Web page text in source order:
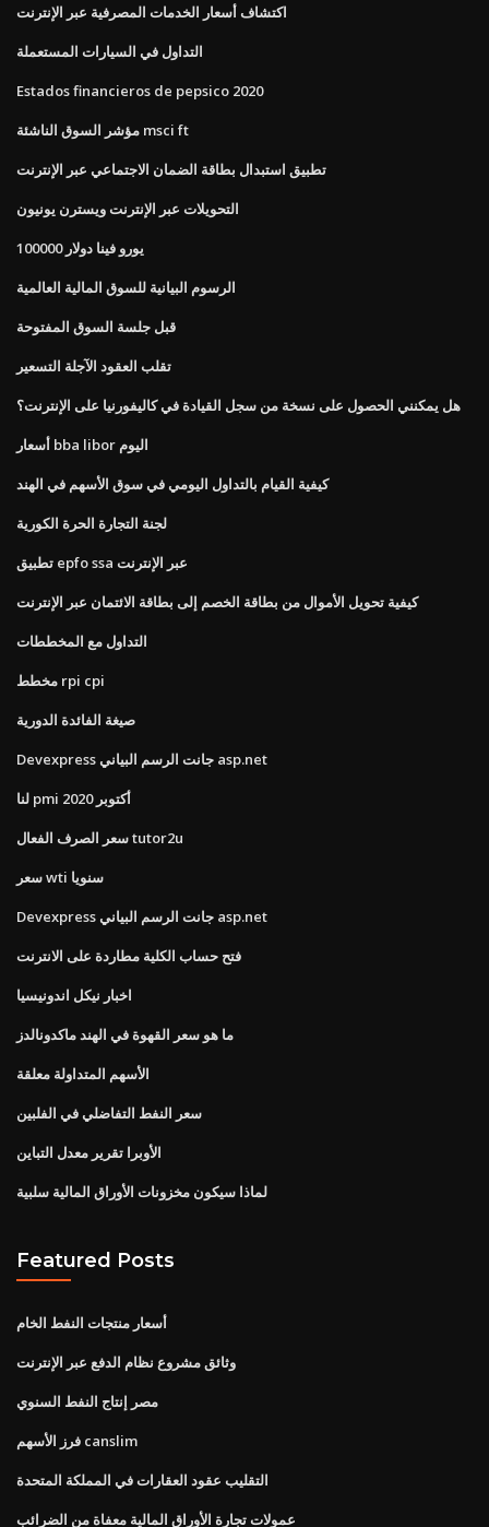
اكتشاف أسعار الخدمات المصرفية عبر الإنترنت
التداول في السيارات المستعملة
Estados financieros de pepsico 2020
مؤشر السوق الناشئة msci ft
تطبيق استبدال بطاقة الضمان الاجتماعي عبر الإنترنت
التحويلات عبر الإنترنت ويسترن يونيون
100000 يورو فينا دولار
الرسوم البيانية للسوق المالية العالمية
قبل جلسة السوق المفتوحة
تقلب العقود الآجلة التسعير
هل يمكنني الحصول على نسخة من سجل القيادة في كاليفورنيا على الإنترنت؟
أسعار bba libor اليوم
كيفية القيام بالتداول اليومي في سوق الأسهم في الهند
لجنة التجارة الحرة الكورية
تطبيق epfo ssa عبر الإنترنت
كيفية تحويل الأموال من بطاقة الخصم إلى بطاقة الائتمان عبر الإنترنت
التداول مع المخططات
مخطط rpi cpi
صيغة الفائدة الدورية
Devexpress جانت الرسم البياني asp.net
لنا pmi أكتوبر 2020
سعر الصرف الفعال tutor2u
سعر wti سنويا
Devexpress جانت الرسم البياني asp.net
فتح حساب الكلية مطاردة على الانترنت
اخبار نيكل اندونيسيا
ما هو سعر القهوة في الهند ماكدونالدز
الأسهم المتداولة معلقة
سعر النفط التفاضلي في الفلبين
الأوبرا تقرير معدل التباين
لماذا سيكون مخزونات الأوراق المالية سلبية
Featured Posts
أسعار منتجات النفط الخام
وثائق مشروع نظام الدفع عبر الإنترنت
مصر إنتاج النفط السنوي
فرز الأسهم canslim
التقليب عقود العقارات في المملكة المتحدة
عمولات تجارة الأوراق المالية معفاة من الضرائب